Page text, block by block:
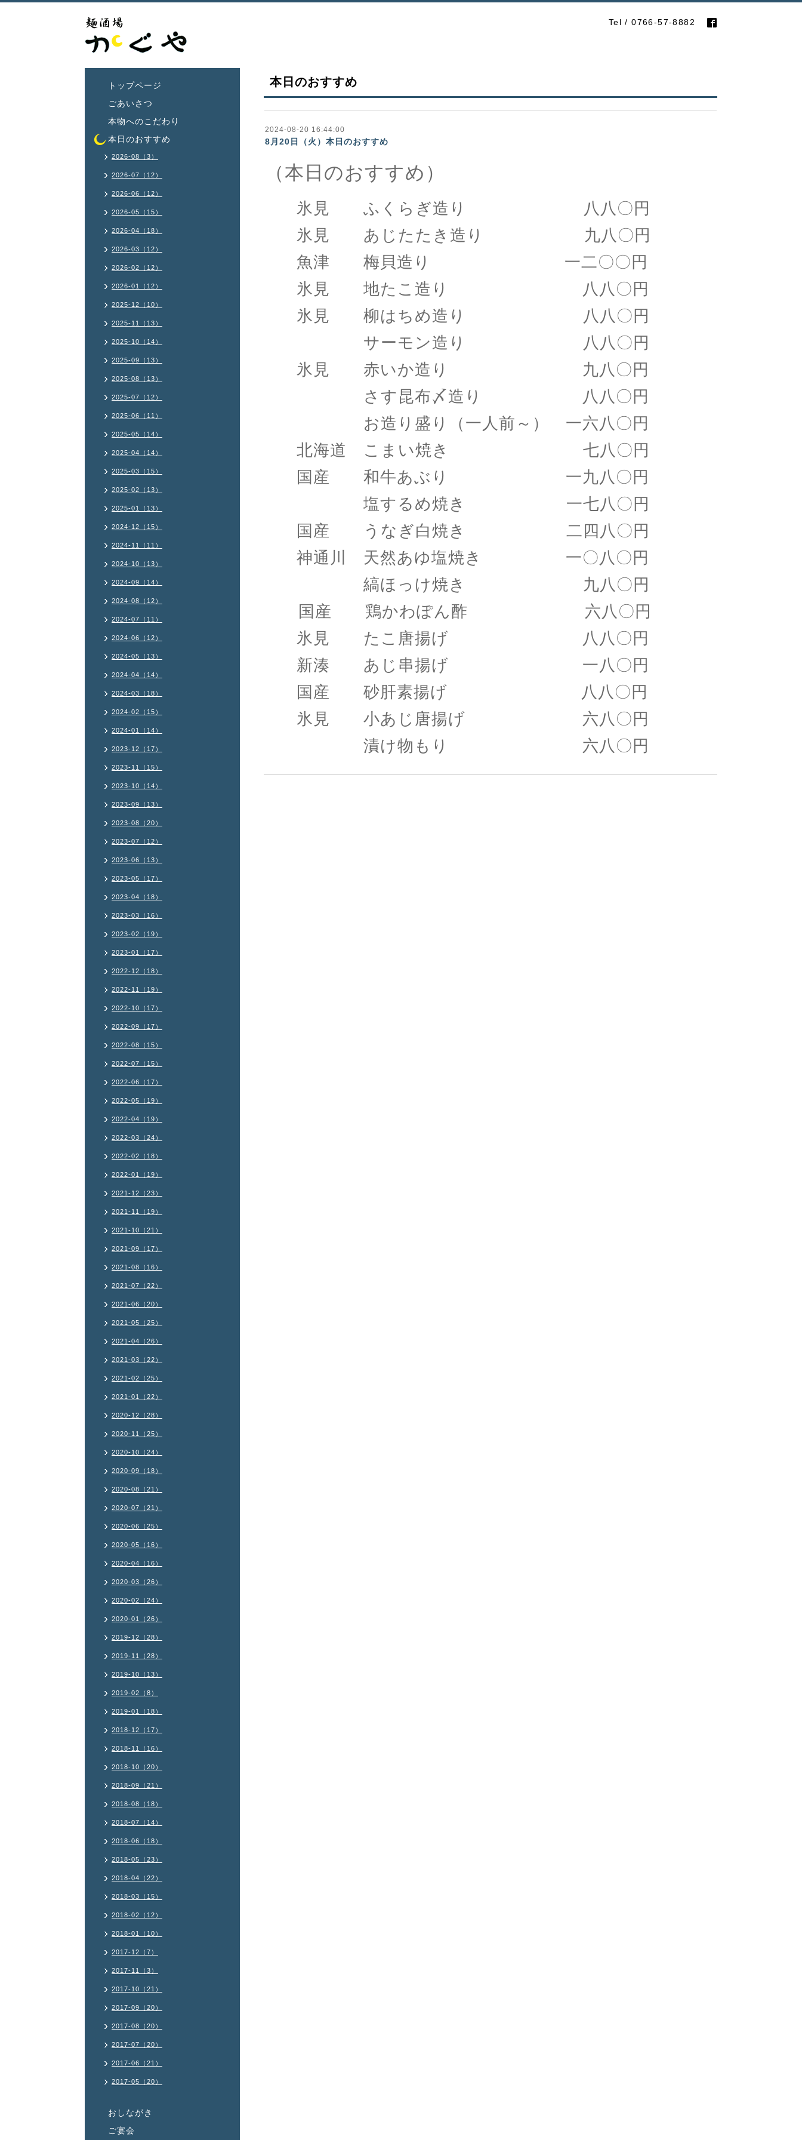
Tel / 0766-57-8882
本日のおすすめ
2024-08-20 16:44:00
8月20日（火）本日のおすすめ
（本日のおすすめ）
氷見 ふくらぎ造り 八八〇円
氷見 あじたたき造り 九八〇円
魚津 梅貝造り 一二〇〇円
氷見 地たこ造り 八八〇円
氷見 柳はちめ造り 八八〇円
サーモン造り 八八〇円
氷見 赤いか造り 九八〇円
さす昆布〆造り 八八〇円
お造り盛り（一人前～） 一六八〇円
北海道 こまい焼き 七八〇円
国産 和牛あぶり 一九八〇円
塩するめ焼き 一七八〇円
国産 うなぎ白焼き 二四八〇円
神通川 天然あゆ塩焼き 一〇八〇円
縞ほっけ焼き 九八〇円
国産 鶏かわぽん酢 六八〇円
氷見 たこ唐揚げ 八八〇円
新湊 あじ串揚げ 一八〇円
国産 砂肝素揚げ 八八〇円
氷見 小あじ唐揚げ 六八〇円
漬け物もり 六八〇円
トップページ
ごあいさつ
本物へのこだわり
本日のおすすめ
2026-08（3）
2026-07（12）
2026-06（12）
2026-05（15）
2026-04（18）
2026-03（12）
2026-02（12）
2026-01（12）
2025-12（10）
2025-11（13）
2025-10（14）
2025-09（13）
2025-08（13）
2025-07（12）
2025-06（11）
2025-05（14）
2025-04（14）
2025-03（15）
2025-02（13）
2025-01（13）
2024-12（15）
2024-11（11）
2024-10（13）
2024-09（14）
2024-08（12）
2024-07（11）
2024-06（12）
2024-05（13）
2024-04（14）
2024-03（18）
2024-02（15）
2024-01（14）
2023-12（17）
2023-11（15）
2023-10（14）
2023-09（13）
2023-08（20）
2023-07（12）
2023-06（13）
2023-05（17）
2023-04（18）
2023-03（16）
2023-02（19）
2023-01（17）
2022-12（18）
2022-11（19）
2022-10（17）
2022-09（17）
2022-08（15）
2022-07（15）
2022-06（17）
2022-05（19）
2022-04（19）
2022-03（24）
2022-02（18）
2022-01（19）
2021-12（23）
2021-11（19）
2021-10（21）
2021-09（17）
2021-08（16）
2021-07（22）
2021-06（20）
2021-05（25）
2021-04（26）
2021-03（22）
2021-02（25）
2021-01（22）
2020-12（28）
2020-11（25）
2020-10（24）
2020-09（18）
2020-08（21）
2020-07（21）
2020-06（25）
2020-05（16）
2020-04（16）
2020-03（26）
2020-02（24）
2020-01（26）
2019-12（28）
2019-11（28）
2019-10（13）
2019-02（8）
2019-01（18）
2018-12（17）
2018-11（16）
2018-10（20）
2018-09（21）
2018-08（18）
2018-07（14）
2018-06（18）
2018-05（23）
2018-04（22）
2018-03（15）
2018-02（12）
2018-01（10）
2017-12（7）
2017-11（3）
2017-10（21）
2017-09（20）
2017-08（20）
2017-07（20）
2017-06（21）
2017-05（20）
おしながき
ご宴会